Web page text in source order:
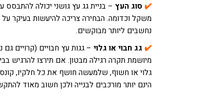
✔️ סוג העץ – בניית גג עץ גושני יכולה
משקל וכדומה. הבחירה צריכה להיעשות בעיקר
נחשבים ליותר מבוקשים.
✔️ גג חבוי או גלוי – גגות עץ חבויים (קרויים
מיושמת תקרה רגילה מבטון. אם תירצו להרגיש
גלוי או חשוף, שלמעשה חושף את כל חלקיו,
הינם יותר מורכבים לבנייה ולכן חשוב מאוד